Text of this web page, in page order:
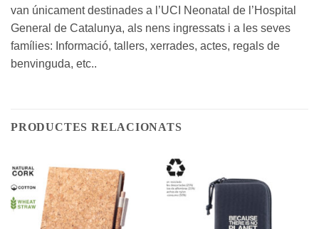
van únicament destinades a l’UCI Neonatal de l’Hospital
General de Catalunya, als nens ingressats i a les seves
famílies: Informació, tallers, xerrades, actes, regals de
benvinguda, etc..
PRODUCTES RELACIONATS